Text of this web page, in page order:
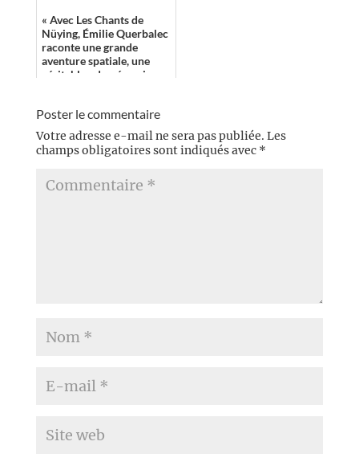
« Avec Les Chants de
Nüying, Émilie Querbalec
raconte une grande
aventure spatiale, une
véritable odyssée qui
Poster le commentaire
Votre adresse e-mail ne sera pas publiée. Les
champs obligatoires sont indiqués avec *